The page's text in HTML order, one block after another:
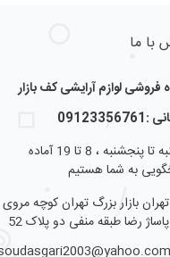
با ما
فروشی لوازم آرایشی کف بازار
از شنبه تا پنجشنبه ، 8 تا 19 آماده
به شما هستیم
تهران بازار بزرگ تهران کوچه مروی
پاساژ رضا طبقه منفی دو پلاک 52